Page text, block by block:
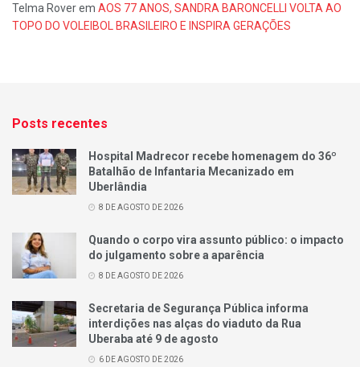
Telma Roverem AOS 77 ANOS, SANDRA BARONCELLI VOLTA AO
TOPO DO VOLEIBOL BRASILEIRO E INSPIRA GERAÇÕES
Posts recentes
Hospital Madrecor recebe homenagem do 36º
Batalhão de Infantaria Mecanizado em
Uberlândia
8 DE AGOSTO DE 2026
Quando o corpo vira assunto público: o impacto
do julgamento sobre a aparência
8 DE AGOSTO DE 2026
Secretaria de Segurança Pública informa
interdições nas alças do viaduto da Rua
Uberaba até 9 de agosto
6 DE AGOSTO DE 2026